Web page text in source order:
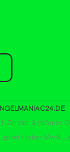
Zander & Krämer
gesetzlicher MwSt.,